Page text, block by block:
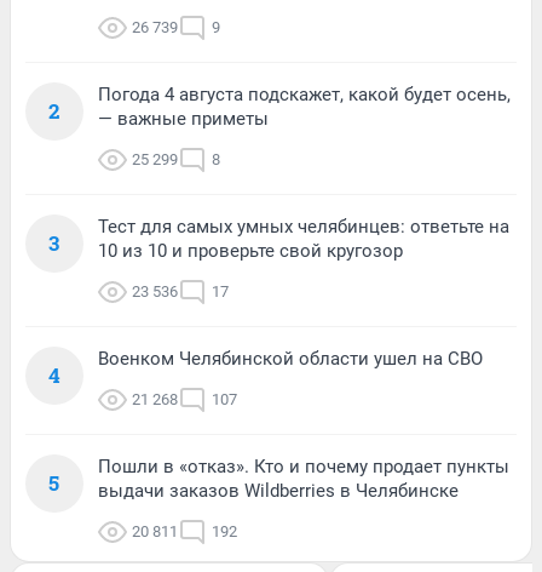
26 739 9
2
Погода 4 августа подскажет, какой будет осень,
— важные приметы
25 299 8
3
Тест для самых умных челябинцев: ответьте на
10 из 10 и проверьте свой кругозор
23 536 17
4
Военком Челябинской области ушел на СВО
21 268 107
5
Пошли в «отказ». Кто и почему продает пункты
выдачи заказов Wildberries в Челябинске
20 811 192